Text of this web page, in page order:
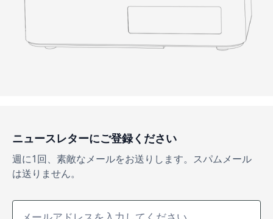
ニュースレターにご登録ください
週に1回、素敵なメールをお送りします。スパムメール
は送りません。